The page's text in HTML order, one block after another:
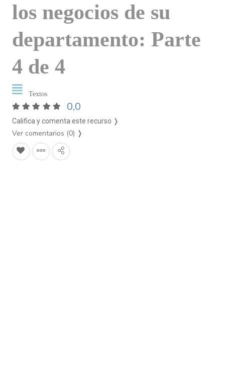
los negocios de su
departamento: Parte
4 de 4
Textos
0,0
Califica y comenta este recurso ❭
Ver comentarios (0) ❭